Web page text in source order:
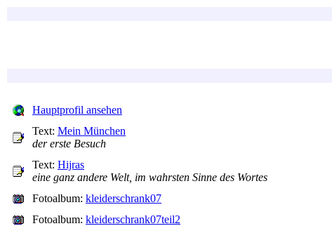
Hauptprofil ansehen
Text: Mein München
der erste Besuch
Text: Hijras
eine ganz andere Welt, im wahrsten Sinne des Wortes
Fotoalbum: kleiderschrank07
Fotoalbum: kleiderschrank07teil2